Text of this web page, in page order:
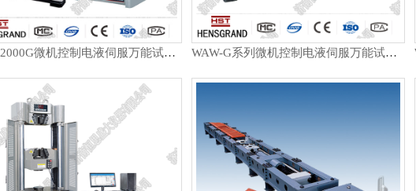
WAW-2000G微机控制电液伺服万能试验机 WAW-G系列微机控制电液伺服万能试验机